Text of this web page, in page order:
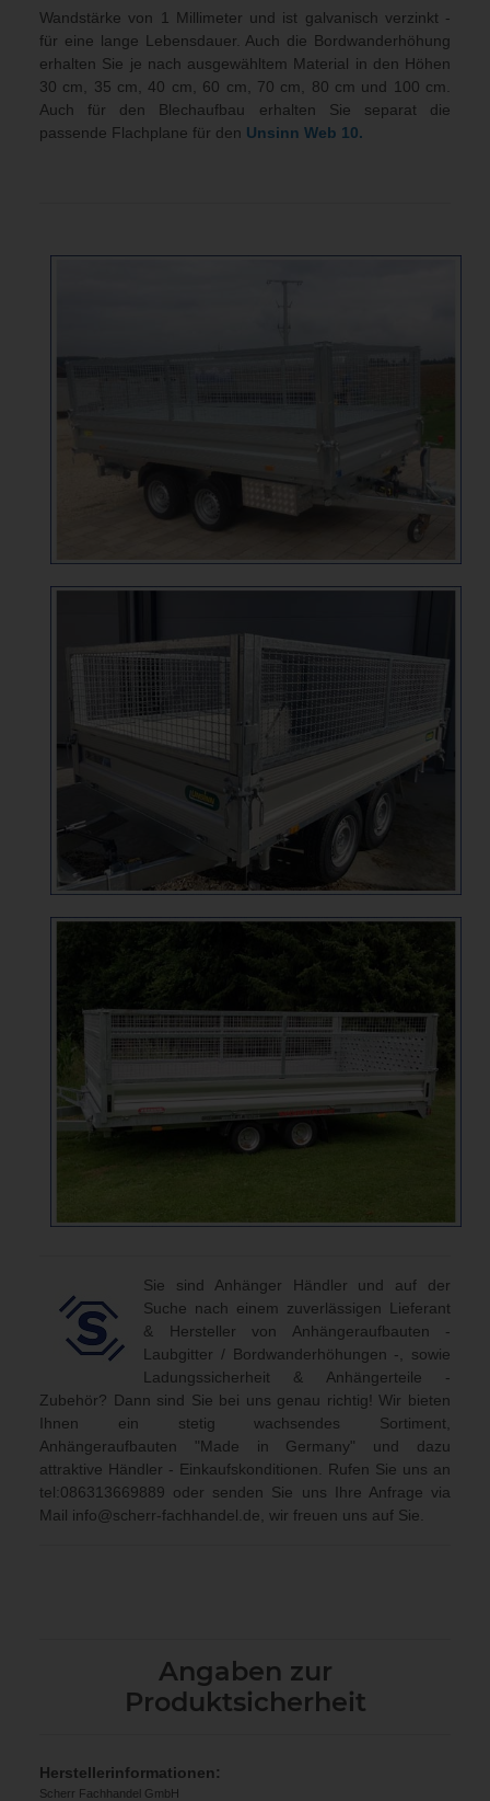
Wandstärke von 1 Millimeter und ist galvanisch verzinkt -
für eine lange Lebensdauer. Auch die Bordwanderhöhung
erhalten Sie je nach ausgewähltem Material in den Höhen
30 cm, 35 cm, 40 cm, 60 cm, 70 cm, 80 cm und 100 cm.
Auch für den Blechaufbau erhalten Sie separat die
passende Flachplane für den Unsinn Web 10.
Sie sind Anhänger Händler und auf der
Suche nach einem zuverlässigen Lieferant
& Hersteller von Anhängeraufbauten -
Laubgitter / Bordwanderhöhungen -, sowie
Ladungssicherheit & Anhängerteile -
Zubehör? Dann sind Sie bei uns genau richtig! Wir bieten
Ihnen ein stetig wachsendes Sortiment,
Anhängeraufbauten "Made in Germany" und dazu
attraktive Händler - Einkaufskonditionen. Rufen Sie uns an
tel:086313669889 oder senden Sie uns Ihre Anfrage via
Mail info@scherr-fachhandel.de , wir freuen uns auf Sie.
Angaben zur
Produktsicherheit
Herstellerinformationen:
Scherr Fachhandel GmbH